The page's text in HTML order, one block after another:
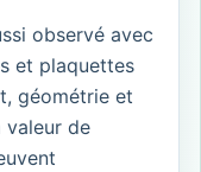
observé avec
et plaquettes
géométrie et
valeur de